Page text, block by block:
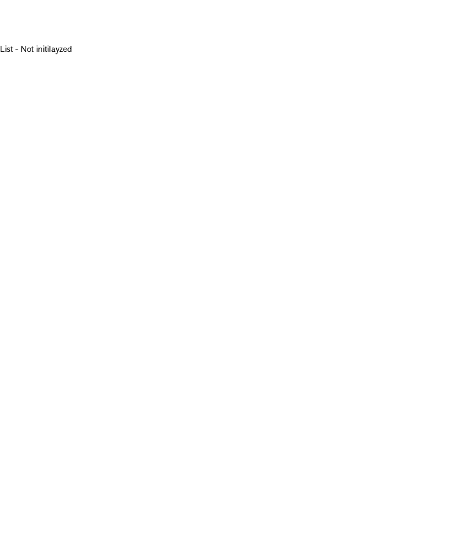
List - Not initilayzed